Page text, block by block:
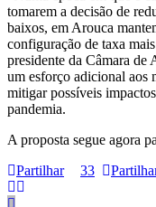
tomarem a decisão de
baixos, em Arouca
configuração de taxa
presidente da Câmara de
um esforço adicional aos
mitigar possíveis
pandemia.
A proposta segue agora
Partilhar
33